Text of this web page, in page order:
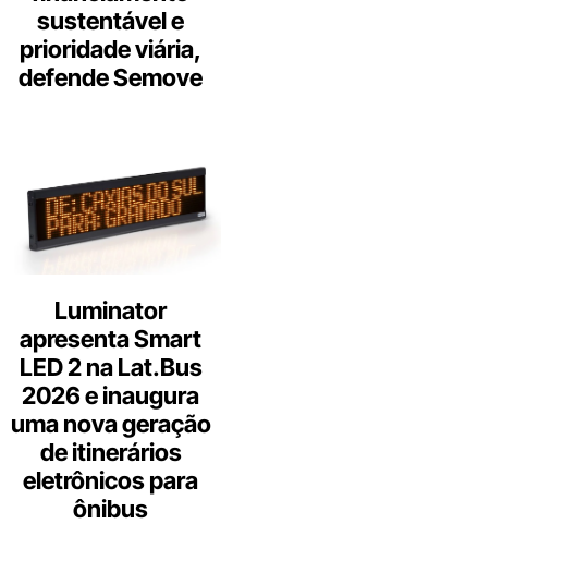
sustentável e
prioridade viária,
defende Semove
Luminator
apresenta Smart
LED 2 na Lat.Bus
2026 e inaugura
uma nova geração
de itinerários
eletrônicos para
ônibus